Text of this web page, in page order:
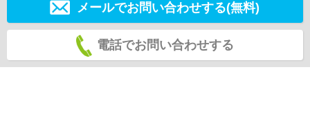
メールでお問い合わせする(無料)
電話でお問い合わせする